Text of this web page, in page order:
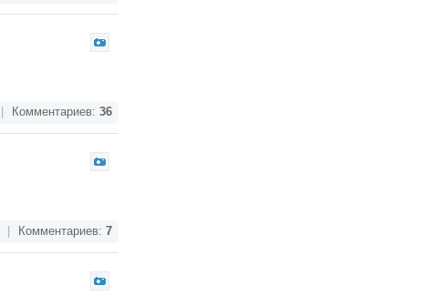
Комментариев: 36
Комментариев: 7